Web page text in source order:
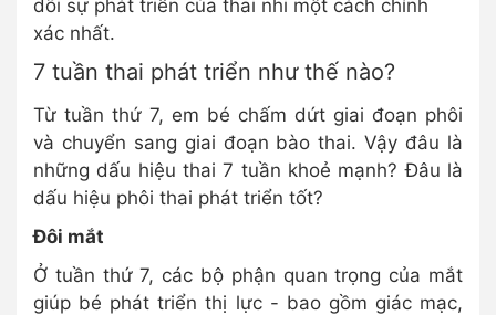
dõi sự phát triển của thai nhi một cách chính
xác nhất.
7 tuần thai phát triển như thế nào?
Từ tuần thứ 7, em bé chấm dứt giai đoạn phôi
và chuyển sang giai đoạn bào thai. Vậy đâu là
những dấu hiệu thai 7 tuần khoẻ mạnh? Đâu là
dấu hiệu phôi thai phát triển tốt?
Đôi mắt
Ở tuần thứ 7, các bộ phận quan trọng của mắt
giúp bé phát triển thị lực - bao gồm giác mạc,